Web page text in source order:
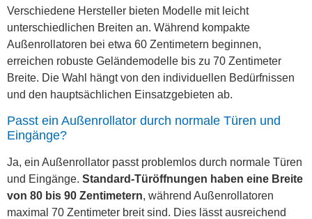
Verschiedene Hersteller bieten Modelle mit leicht
unterschiedlichen Breiten an. Während kompakte
Außenrollatoren bei etwa 60 Zentimetern beginnen,
erreichen robuste Geländemodelle bis zu 70 Zentimeter
Breite. Die Wahl hängt von den individuellen Bedürfnissen
und den hauptsächlichen Einsatzgebieten ab.
Passt ein Außenrollator durch normale Türen und
Eingänge?
Ja, ein Außenrollator passt problemlos durch normale Türen
und Eingänge. Standard-Türöffnungen haben eine Breite
von 80 bis 90 Zentimetern, während Außenrollatoren
maximal 70 Zentimeter breit sind. Dies lässt ausreichend